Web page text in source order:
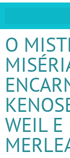
O
WEIL E